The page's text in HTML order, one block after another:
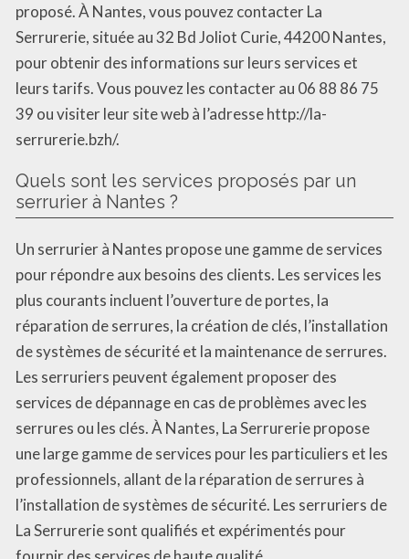
proposé. À Nantes, vous pouvez contacter La
Serrurerie, située au 32 Bd Joliot Curie, 44200 Nantes,
pour obtenir des informations sur leurs services et
leurs tarifs. Vous pouvez les contacter au 06 88 86 75
39 ou visiter leur site web à l’adresse http://la-
serrurerie.bzh/.
Quels sont les services proposés par un
serrurier à Nantes ?
Un serrurier à Nantes propose une gamme de services
pour répondre aux besoins des clients. Les services les
plus courants incluent l’ouverture de portes, la
réparation de serrures, la création de clés, l’installation
de systèmes de sécurité et la maintenance de serrures.
Les serruriers peuvent également proposer des
services de dépannage en cas de problèmes avec les
serrures ou les clés. À Nantes, La Serrurerie propose
une large gamme de services pour les particuliers et les
professionnels, allant de la réparation de serrures à
l’installation de systèmes de sécurité. Les serruriers de
La Serrurerie sont qualifiés et expérimentés pour